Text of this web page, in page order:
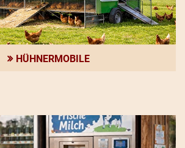
HÜHNERMOBILE